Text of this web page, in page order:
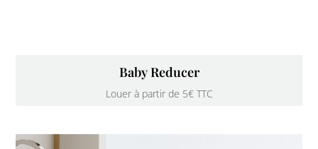
Baby Reducer
Louer à partir de 5€ TTC